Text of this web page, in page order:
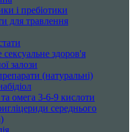
і пребіотики
для травлення
сексуальне здоров'я
залози
(натуральні)
омега 3-6-9 кислоти
середнього